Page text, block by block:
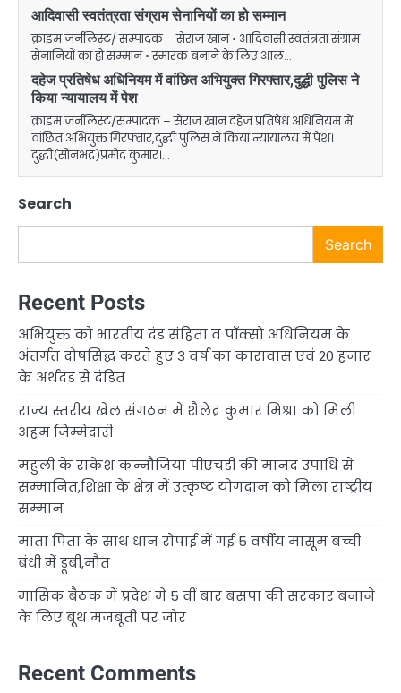
आदिवासी स्वतंत्रता संग्राम सेनानियों का हो सम्मान
क्राइम जर्नलिस्ट/ सम्पादक – सेराज खान • आदिवासी स्वतंत्रता संग्राम
सेनानियों का हो सम्मान • स्मारक बनाने के लिए आल…
दहेज प्रतिषेध अधिनियम में वांछित अभियुक्त गिरफ्तार,दुद्धी पुलिस ने
किया न्यायालय में पेश
क्राइम जर्नलिस्ट/सम्पादक – सेराज खान दहेज प्रतिषेध अधिनियम में
वांछित अभियुक्त गिरफ्तार,दुद्धी पुलिस ने किया न्यायालय में पेश।
दुद्धी(सोनभद्र)प्रमोद कुमार।…
Search
Search
Recent Posts
अभियुक्त को भारतीय दंड संहिता व पॉक्सो अधिनियम के
अंतर्गत दोषसिद्ध करते हुए 3 वर्ष का कारावास एवं 20 हजार
के अर्थदंड से दंडित
राज्य स्तरीय खेल संगठन में शैलेंद्र कुमार मिश्रा को मिली
अहम जिम्मेदारी
महुली के राकेश कन्नौजिया पीएचडी की मानद उपाधि से
सम्मानित,शिक्षा के क्षेत्र में उत्कृष्ट योगदान को मिला राष्ट्रीय
सम्मान
माता पिता के साथ धान रोपाई में गई 5 वर्षीय मासूम बच्ची
बंधी में डूबी,मौत
मासिक बैठक में प्रदेश में 5 वीं बार बसपा की सरकार बनाने
के लिए बूथ मजबूती पर जोर
Recent Comments